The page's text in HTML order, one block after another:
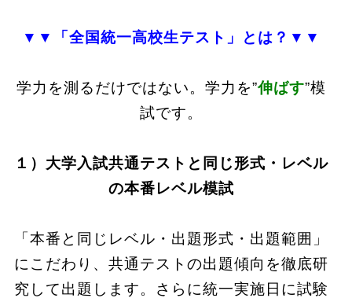
▼▼「全国統一高校生テスト」とは？▼▼
学力を測るだけではない。学力を”伸ばす”模
試です。
１）大学入試共通テストと同じ形式・レベル
の本番レベル模試
「本番と同じレベル・出題形式・出題範囲」
にこだわり、共通テストの出題傾向を徹底研
究して出題 します。さらに統一実施日に試験